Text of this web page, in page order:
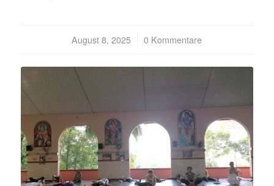
August 8, 2025
/ 0 Kommentare